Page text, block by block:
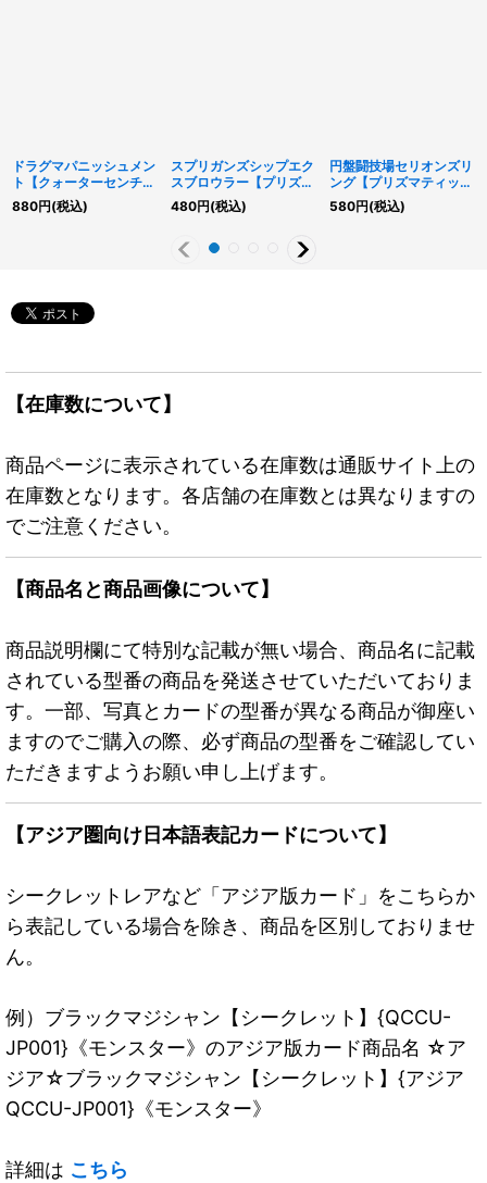
ドラグマパニッシュメン
ト【クォーターセンチュ
リーシークレット】
{RC04-JP077}《罠》
880円(税込)
スプリガンズシップエク
スブロウラー【プリズマ
ティックシークレット】
{BLVO-JP046}《エク
480円(税込)
円盤闘技場セリオンズリ
ング【プリズマティック
シークレット】{DIFO-
JP053}《魔法》
580円(税込)
【在庫数について】
商品ページに表示されている在庫数は通販サイト上の
在庫数となります。各店舗の在庫数とは異なりますの
でご注意ください。
【商品名と商品画像について】
商品説明欄にて特別な記載が無い場合、商品名に記載
されている型番の商品を発送させていただいておりま
す。一部、写真とカードの型番が異なる商品が御座い
ますのでご購入の際、必ず商品の型番をご確認してい
ただきますようお願い申し上げます。
【アジア圏向け日本語表記カードについて】
シークレットレアなど「アジア版カード」をこちらか
ら表記している場合を除き、商品を区別しておりませ
ん。
例）ブラックマジシャン【シークレット】{QCCU-
JP001}《モンスター》のアジア版カード商品名 ☆ア
ジア☆ブラックマジシャン【シークレット】{アジア
QCCU-JP001}《モンスター》
詳細は こちら